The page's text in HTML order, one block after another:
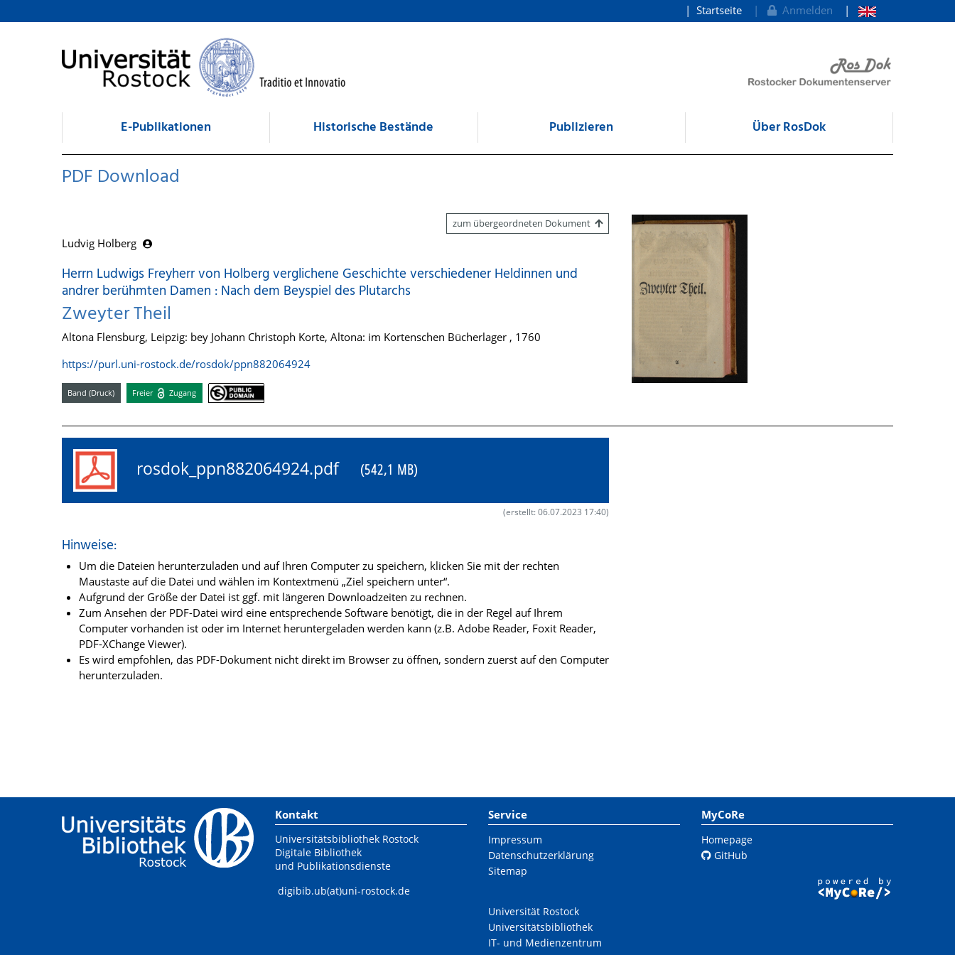
zum Inhalt
Startseite Anmelden
E-Publikationen Historische Bestände Publizieren Über RosDok
PDF Download
zum übergeordneten Dokument
Ludvig Holberg
Herrn Ludwigs Freyherr von Holberg verglichene Geschichte verschiedener Heldinnen und
andrer berühmten Damen : Nach dem Beyspiel des Plutarchs
Zweyter Theil
Altona Flensburg, Leipzig: bey Johann Christoph Korte, Altona: im Kortenschen Bücherlager , 1760
https://purl.uni-rostock.de/rosdok/ppn882064924
Band (Druck) Freier Zugang
rosdok_ppn882064924.pdf (542,1 MB)
(erstellt: 06.07.2023 17:40)
Hinweise:
Um die Dateien herunterzuladen und auf Ihren Computer zu speichern, klicken Sie mit der rechten
Maustaste auf die Datei und wählen im Kontextmenü „Ziel speichern unter“.
Aufgrund der Größe der Datei ist ggf. mit längeren Downloadzeiten zu rechnen.
Zum Ansehen der PDF-Datei wird eine entsprechende Software benötigt, die in der Regel auf Ihrem
Computer vorhanden ist oder im Internet heruntergeladen werden kann (z.B. Adobe Reader, Foxit Reader,
PDF-XChange Viewer).
Es wird empfohlen, das PDF-Dokument nicht direkt im Browser zu öffnen, sondern zuerst auf den Computer
herunterzuladen.
Kontakt
Universitätsbibliothek Rostock
Digitale Bibliothek
und Publikationsdienste
digibib.ub(at)uni-rostock.de
Service
Impressum
Datenschutzerklärung
Sitemap
Universität Rostock
Universitätsbibliothek
IT- und Medienzentrum
MyCoRe
Homepage
GitHub